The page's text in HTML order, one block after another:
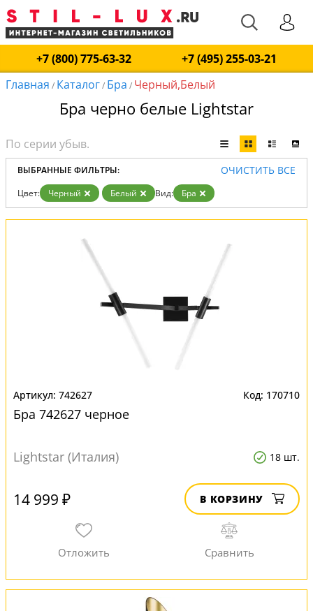
+7 (800) 775-63-32
+7 (495) 255-03-21
Главная / Каталог/ Бра / Черный,Белый
Бра черно белые Lightstar
ВЫБРАННЫЕ ФИЛЬТРЫ: ОЧИСТИТЬ ВСЕ
Цвет: Черный Белый Вид: Бра
742627 170710
Бра 742627 черное
Lightstar (Италия) 18 шт.
14 999 ₽ В КОРЗИНУ